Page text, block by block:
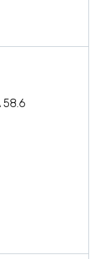
58.6